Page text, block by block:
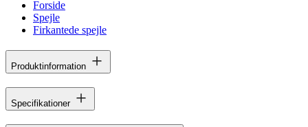
Forside
Spejle
Firkantede spejle
Produktinformation
Specifikationer